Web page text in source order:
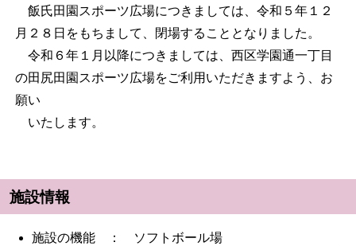
飯氏田園スポーツ広場につきましては、令和５年１２
月２８日をもちまして、閉場することとなりました。
令和６年１月以降につきましては、西区学園通一丁目
の田尻田園スポーツ広場をご利用いただきますよう、お
願い
いたします。
施設情報
施設の機能 ： ソフトボール場